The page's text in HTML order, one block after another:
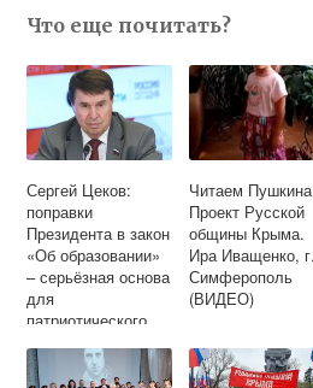
Что еще почитать?
Сергей Цеков:
поправки
Президента в закон
«Об образовании»
– серьёзная основа
для
патриотического
молодёжи
Читаем
Проект Русской
общины Крыма.
Ира Иващенко, г.
Симферополь
(ВИДЕО)